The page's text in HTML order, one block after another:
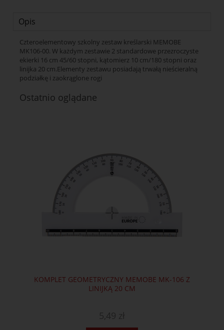
Opis
Czteroelementowy szkolny zestaw kreślarski MEMOBE
MK106-00. W każdym zestawie 2 standardowe przezroczyste
ekierki 16 cm 45/60 stopni, kątomierz 10 cm/180 stopni oraz
linijka 20 cm.Elementy zestawu posiadają trwałą nieścieralną
podziałkę i zaokrąglone rogi
Ostatnio oglądane
KOMPLET GEOMETRYCZNY MEMOBE MK-106 Z
LINIJKĄ 20 CM